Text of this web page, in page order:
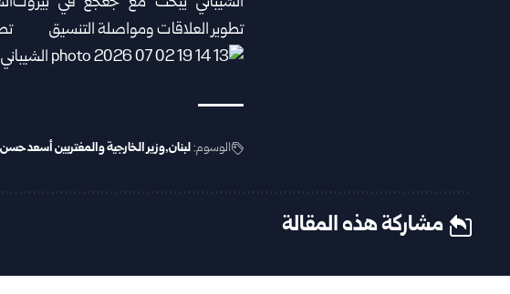
الوسوم:لبنان وزير الخارجية والمغتربين أسعد حسن
مشاركة هذه المقالة